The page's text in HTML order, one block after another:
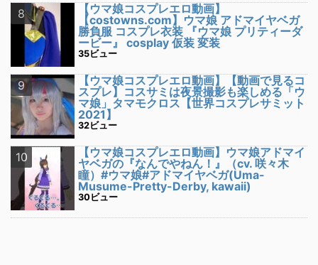
【ウマ娘コスプレエロ動画】
【costowns.com】ウマ娘 アドマイヤベガ
勝負服 コスプレ衣装 『ウマ娘 プリティーダ
ービー』 cosplay 仮装 変装
35ビュー
【ウマ娘コスプレエロ動画】【動画で見るコ
スプレ】コスサミは夜景撮影も楽しめる「ウ
マ娘」タマモクロス【世界コスプレサミット
2021】
32ビュー
【ウマ娘コスプレエロ動画】ウマ娘アドマイ
ヤベガの『なんでやねん！』（cv. 咲々木
瞳）#ウマ娘#アドマイヤベガ(Uma-
Musume-Pretty-Derby, kawaii)
30ビュー